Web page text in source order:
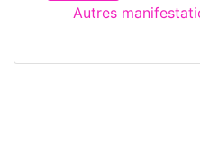
Autres